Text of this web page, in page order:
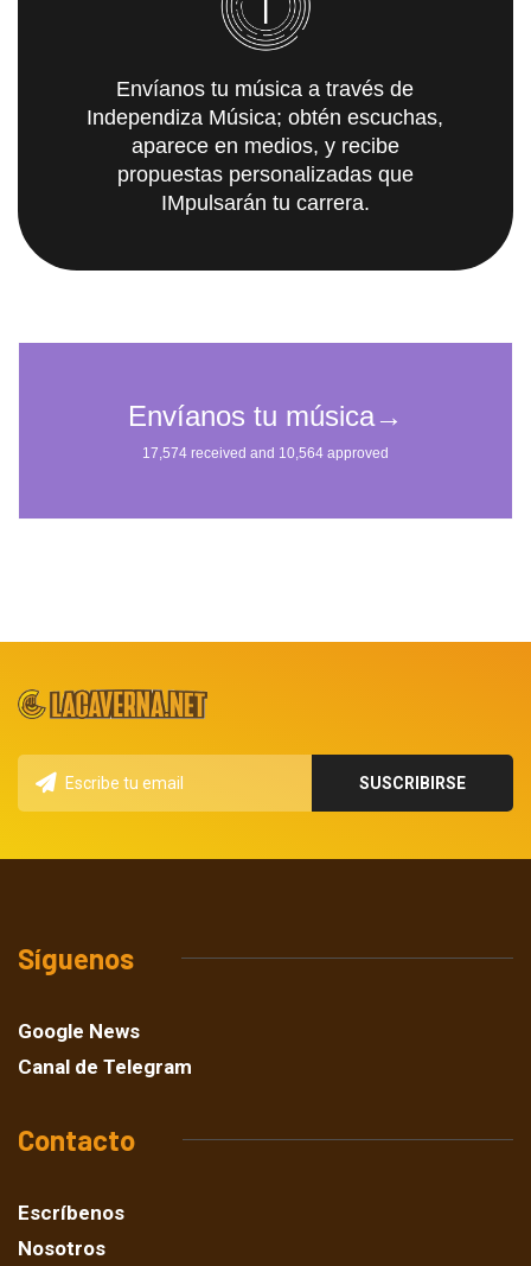
Envíanos tu música a través de
Independiza Música; obtén escuchas,
aparece en medios, y recibe
propuestas personalizadas que
IMpulsarán tu carrera.
Síguenos
Google News
Canal de Telegram
Contacto
Escríbenos
Nosotros